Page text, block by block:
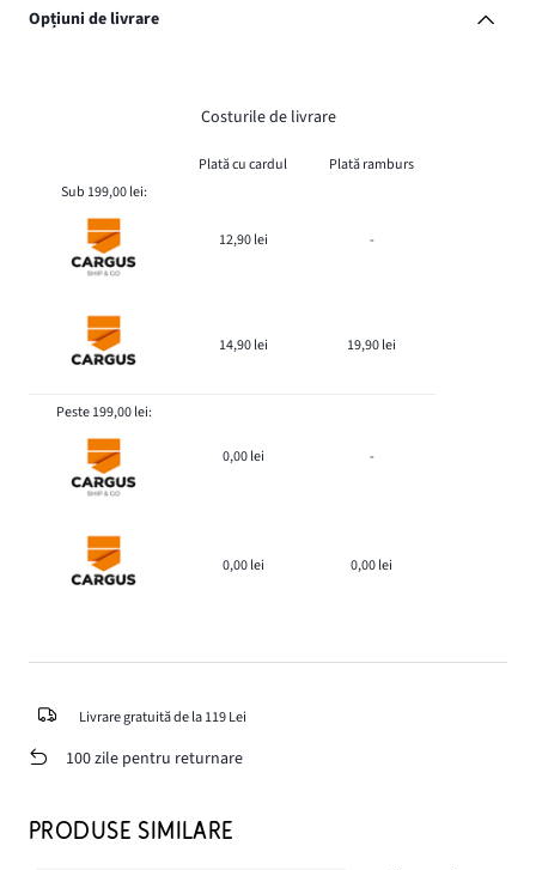
Opțiuni de livrare
Costurile de livrare
Plată cu cardul
Plată ramburs
Sub 199,00 lei:
12,90 lei -
14,90 lei 19,90 lei
Peste 199,00 lei:
0,00 lei -
0,00 lei 0,00 lei
Livrare gratuită de la 119 Lei
100 zile pentru returnare
PRODUSE SIMILARE